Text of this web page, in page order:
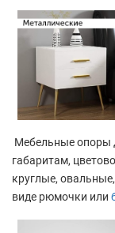
Мебельные опоры
габаритам,
круглые,
виде рюмочки или